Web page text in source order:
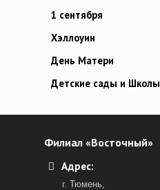
1 сентября
Хэллоуин
День Матери
Детские сады и Школы
Филиал «Восточный»
Адрес:
г. Тюмень,